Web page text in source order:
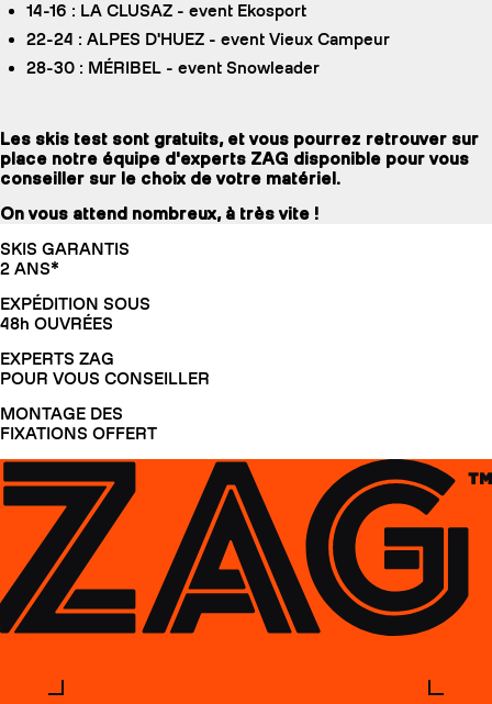
14-16 : LA CLUSAZ - event Ekosport
22-24 : ALPES D'HUEZ - event Vieux Campeur
28-30 : MÉRIBEL - event Snowleader
Les skis test sont gratuits, et vous pourrez retrouver sur
place notre équipe d'experts ZAG disponible pour vous
conseiller sur le choix de votre matériel.
On vous attend nombreux, à très vite !
SKIS GARANTIS
2 ANS*
EXPÉDITION SOUS
48h OUVRÉES
EXPERTS ZAG
POUR VOUS CONSEILLER
MONTAGE DES
FIXATIONS OFFERT